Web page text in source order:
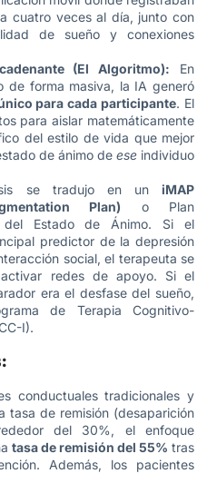
cuatro veces al día, junto con
de sueño y conexiones
(El Algoritmo): En
de forma masiva, la IA generó
para cada participante. El
para aislar matemáticamente
del estilo de vida que mejor
de ánimo de ese individuo
se tradujo en un iMAP
Plan) o Plan
del Estado de Ánimo. Si el
predictor de la depresión
social, el terapeuta se
redes de apoyo. Si el
era el desfase del sueño,
de Terapia Cognitivo-
I).
conductuales tradicionales y
tasa de remisión (desaparición
del 30%, el enfoque
tasa de remisión del 55% tras
Además, los pacientes